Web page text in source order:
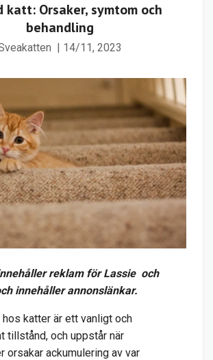
katt: Orsaker, symtom och
behandling
14/11, 2023
reklam för Lassie och
innehåller annonslänkar.
katter är ett vanligt och
tillstånd, och uppstår när
orsakar ackumulering av var